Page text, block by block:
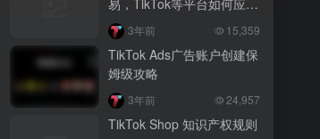
对？ 3年前 15,359
TikTok Ads广告账户创建保
姆级攻略
3年前 24,957
TikTok Shop 知识产权规则